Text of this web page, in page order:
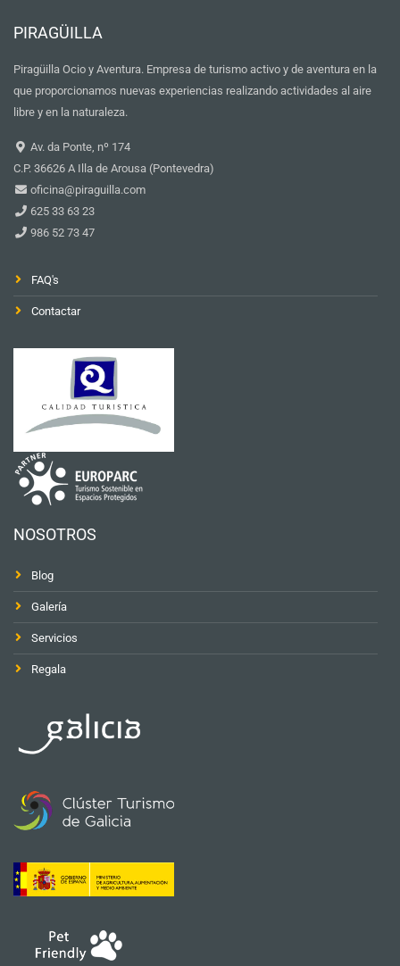
PIRAGÜILLA
Piragüilla Ocio y Aventura. Empresa de turismo activo y de aventura en la
que proporcionamos nuevas experiencias realizando actividades al aire
libre y en la naturaleza.
Av. da Ponte, nº 174
C.P. 36626 A Illa de Arousa (Pontevedra)
oficina@piraguilla.com
625 33 63 23
986 52 73 47
FAQ's
Contactar
NOSOTROS
Blog
Galería
Servicios
Regala